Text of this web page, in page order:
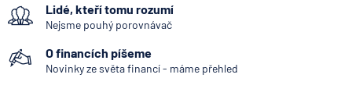
Lidé, kteří tomu rozumí
Nejsme pouhý porovnávač
O financích píšeme
Novinky ze světa financí - máme přehled